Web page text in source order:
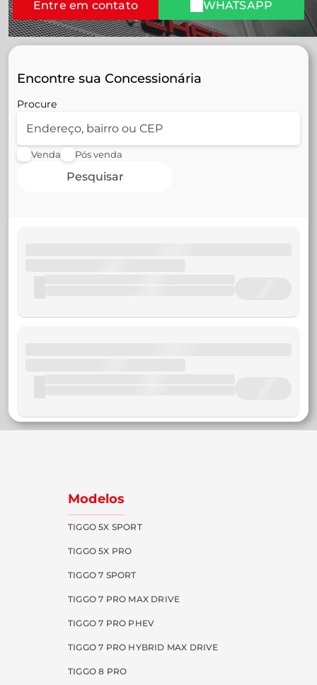
Entre em contato WHATSAPP
Encontre sua Concessionária
Procure
Venda Pós venda
Pesquisar
Modelos
TIGGO 5X SPORT
TIGGO 5X PRO
TIGGO 7 SPORT
TIGGO 7 PRO MAX DRIVE
TIGGO 7 PRO PHEV
TIGGO 7 PRO HYBRID MAX DRIVE
TIGGO 8 PRO